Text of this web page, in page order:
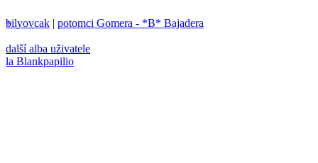
bilyovcak | potomci Gomera - *B* Bajadera
+
další alba uživatele
la Blankpapilio